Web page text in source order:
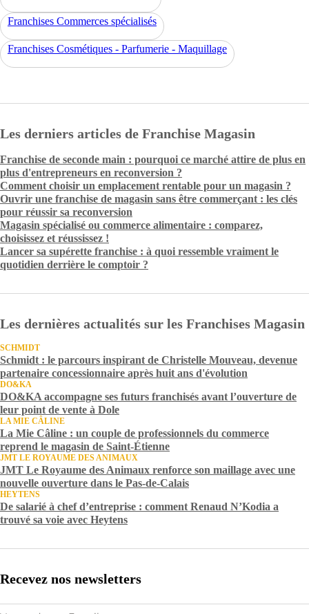
Franchises Commerces spécialisés
Franchises Cosmétiques - Parfumerie - Maquillage
Les derniers articles de Franchise Magasin
Franchise de seconde main : pourquoi ce marché attire de plus en
plus d'entrepreneurs en reconversion ?
Comment choisir un emplacement rentable pour un magasin ?
Ouvrir une franchise de magasin sans être commerçant : les clés
pour réussir sa reconversion
Magasin spécialisé ou commerce alimentaire : comparez,
choisissez et réussissez !
Lancer sa supérette franchise : à quoi ressemble vraiment le
quotidien derrière le comptoir ?
Les dernières actualités sur les Franchises Magasin
SCHMIDT
Schmidt : le parcours inspirant de Christelle Mouveau, devenue
partenaire concessionnaire après huit ans d'évolution
DO&KA
DO&KA accompagne ses futurs franchisés avant l’ouverture de
leur point de vente à Dole
LA MIE CÂLINE
La Mie Câline : un couple de professionnels du commerce
reprend le magasin de Saint-Étienne
JMT LE ROYAUME DES ANIMAUX
JMT Le Royaume des Animaux renforce son maillage avec une
nouvelle ouverture dans le Pas-de-Calais
HEYTENS
De salarié à chef d’entreprise : comment Renaud N’Kodia a
trouvé sa voie avec Heytens
Recevez nos newsletters